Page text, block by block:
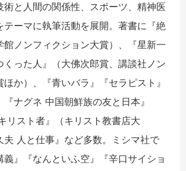
術と人間の関係性、スポーツ、精神医
テーマに執筆活動を展開。著書に『絶
館ノンフィクション大賞）、『星新一
くった人』（大佛次郎賞、講談社ノン
か）、『青いバラ』『セラピスト』
『ナグネ 中国朝鮮族の友と日本』
リスト者』（キリスト教書店大
夫 人と仕事』など多数。ミシマ社で
義』『なんといふ空』『辛口サイショ